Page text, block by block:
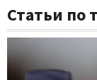
Статьи по